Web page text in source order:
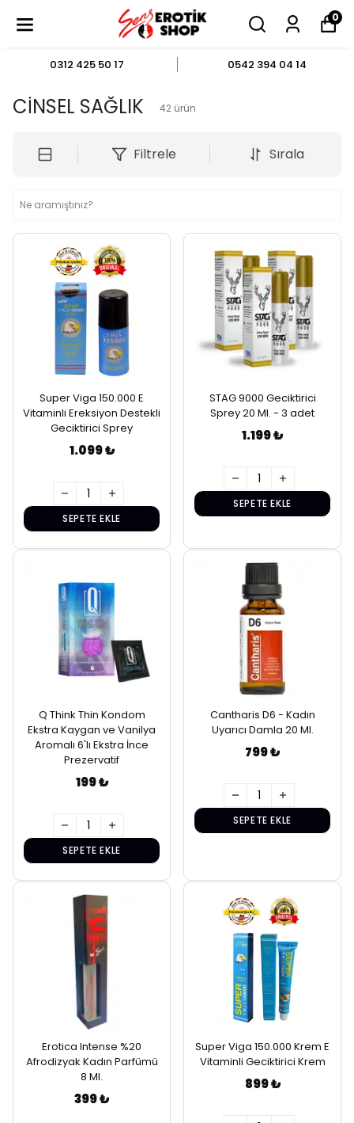
0
0312 425 50 17 0542 394 04 14
CİNSEL SAĞLIK 42 ürün
Filtrele Sırala
Super Viga 150.000 E
Vitaminli Ereksiyon Destekli
Geciktirici Sprey
1.099 ₺
SEPETE EKLE
STAG 9000 Geciktirici
Sprey 20 Ml. - 3 adet
1.199 ₺
SEPETE EKLE
Q Think Thin Kondom
Ekstra Kaygan ve Vanilya
Aromalı 6'lı Ekstra İnce
Prezervatif
199 ₺
SEPETE EKLE
Cantharis D6 - Kadın
Uyarıcı Damla 20 Ml.
799 ₺
SEPETE EKLE
Erotica Intense %20
Afrodizyak Kadın Parfümü
8 Ml.
399 ₺
Super Viga 150.000 Krem E
Vitaminli Geciktirici Krem
899 ₺